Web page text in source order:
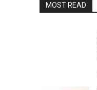
MOST READ